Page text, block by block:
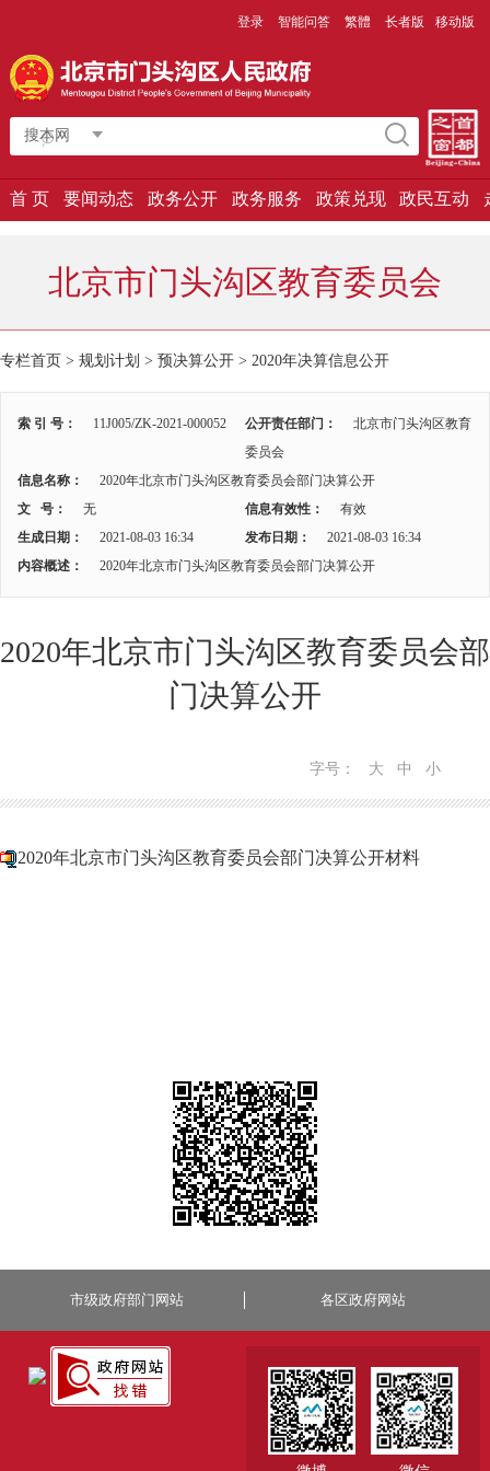
登录 智能问答 繁體 长者版 移动版
搜本网
首 页 要闻动态 政务公开 政务服务 政策兑现 政民互动
北京市门头沟区教育委员会
专栏首页 > 规划计划 > 预决算公开 > 2020年决算信息公开
索 引 号： 11J005/ZK-2021-000052 公开责任部门：
北京市门头沟区教育
委员会
信息名称：
2020年北京市门头沟区教育委员会部门决算公开
文 号：
无 信息有效性：
有效
生成日期：
2021-08-03 16:34 发布日期：
2021-08-03 16:34
内容概述：
2020年北京市门头沟区教育委员会部门决算公开
2020年北京市门头沟区教育委员会部
门决算公开
字号： 大 中 小
2020年北京市门头沟区教育委员会部门决算公开材料
市级政府部门网站 各区政府网站